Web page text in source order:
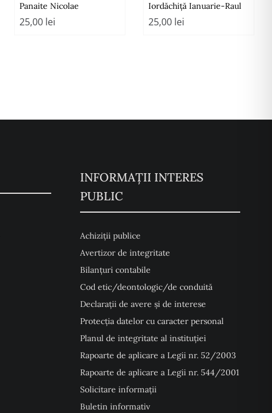
Panaite Nicolae
25,00 lei
Iordăchiță Ianuarie-Raul
25,00 lei
INFORMAȚII INTERES
PUBLIC
Achiziții publice
Avertizor de integritate
Bilanțuri contabile
Cod etic/deontologic/de conduită
Declarații de avere și de interese
Protecția datelor cu caracter personal
Planul de integritate al instituției
Rapoarte de aplicare a Legii nr. 52/2003
Rapoarte de aplicare a Legii nr. 544/2001
Solicitare informații
Buletin informativ